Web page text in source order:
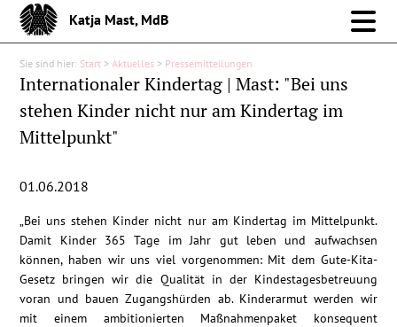
Katja Mast, MdB
Meine Arbeit im Bund
Meine Arbeit vor Ort
Aktuelles
Pressemitteilungen
Reden
Sie sind hier: Start > Aktuelles > Pressemitteilungen
Internationaler Kindertag | Mast: "Bei uns
stehen Kinder nicht nur am Kindertag im
Mittelpunkt"
01.06.2018
„Bei uns stehen Kinder nicht nur am Kindertag im Mittelpunkt.
Damit Kinder 365 Tage im Jahr gut leben und aufwachsen
können, haben wir uns viel vorgenommen: Mit dem Gute-Kita-
Gesetz bringen wir die Qualität in der Kindestagesbetreuung
voran und bauen Zugangshürden ab. Kinderarmut werden wir
mit einem ambitionierten Maßnahmenpaket konsequent